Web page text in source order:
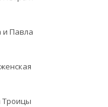
и Павла
Троицы